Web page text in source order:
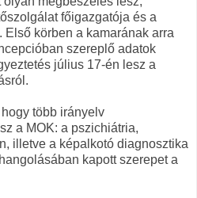
főigazgatója és a
körben a kamarának arra
szereplő adatok
július 17-én lesz a
több irányelv
a MOK: a pszichiátria,
illetve a képalkotó diagnosztika
kapott szerepet a